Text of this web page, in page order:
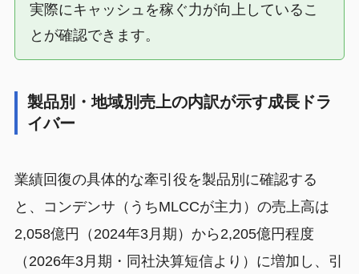
実際にキャッシュを稼ぐ力が向上しているこ
とが確認できます。
製品別・地域別売上の内訳が示す成長ドラ
イバー
業績回復の具体的な牽引役を製品別に確認する
と、コンデンサ（うちMLCCが主力）の売上高は
2,058億円（2024年3月期）から2,205億円程度
（2026年3月期・同社決算短信より）に増加し、引